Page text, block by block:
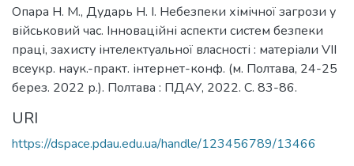
Опара Н. М., Дударь Н. І. Небезпеки хімічної загрози у
військовий час. Інноваційні аспекти систем безпеки
праці, захисту інтелектуальної власності : матеріали VІІ
всеукр. наук.-практ. інтернет-конф. (м. Полтава, 24-25
берез. 2022 р.). Полтава : ПДАУ, 2022. С. 83-86.
URI
https://dspace.pdau.edu.ua/handle/123456789/13466